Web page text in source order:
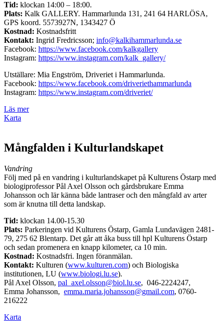
Tid: klockan 14:00 – 18:00.
Plats: Kalk GALLERY. Hammarlunda 131, 241 64 HARLÖSA,
GPS koord. 5573927N, 1343427 Ö
Kostnad: Kostnadsfritt
Kontakt: Ingrid Fredricsson; info@kalkihammarlunda.se
Facebook: https://www.facebook.com/kalkgallery
Instagram: https://www.instagram.com/kalk_gallery/
Utställare: Mia Engström, Driveriet i Hammarlunda.
Facebook: https://www.facebook.com/driveriethammarlunda
Instagram: https://www.instagram.com/driveriet/
Läs mer
Karta
Mångfalden i Kulturlandskapet
Vandring
Följ med på en vandring i kulturlandskapet på Kulturens Östarp med
biologiprofessor Pål Axel Olsson och gårdsbrukare Emma
Johansson och lär känna både lantraser och den mångfald av arter
som är knutna till detta landskap.
Tid: klockan 14.00-15.30
Plats: Parkeringen vid Kulturens Östarp, Gamla Lundavägen 2481-
79, 275 62 Blentarp. Det går att åka buss till hpl Kulturens Östarp
och sedan promenera en knapp kilometer, ca 10 min.
Kostnad: Kostnadsfri. Ingen föranmälan.
Kontakt: Kulturen (www.kulturen.com) och Biologiska
institutionen, LU (www.biologi.lu.se).
Pål Axel Olsson, pal_axel.olsson@biol.lu.se, 046-2224247,
Emma Johansson, emma.maria.johansson@gmail.com, 0760-
216222
Karta